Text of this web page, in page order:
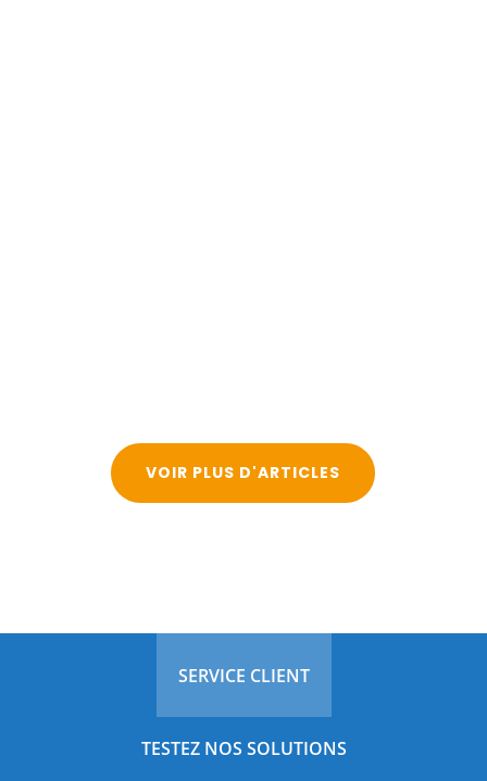
VOIR PLUS D'ARTICLES
SERVICE CLIENT
TESTEZ NOS SOLUTIONS